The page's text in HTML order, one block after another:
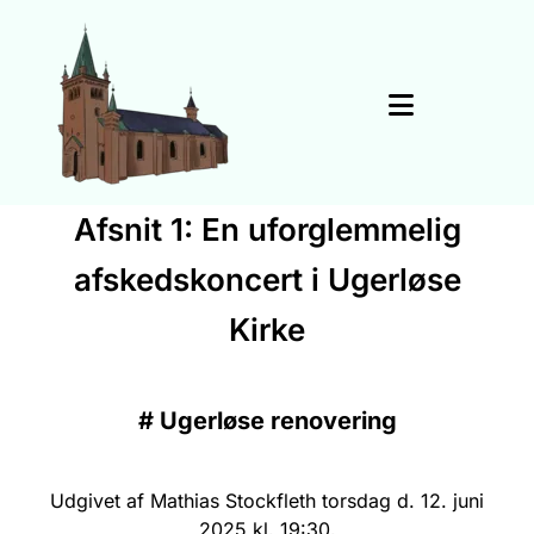
Afsnit 1: En uforglemmelig
afskedskoncert i Ugerløse
Kirke
# Ugerløse renovering
Udgivet af Mathias Stockfleth torsdag d. 12. juni
2025 kl. 19:30.